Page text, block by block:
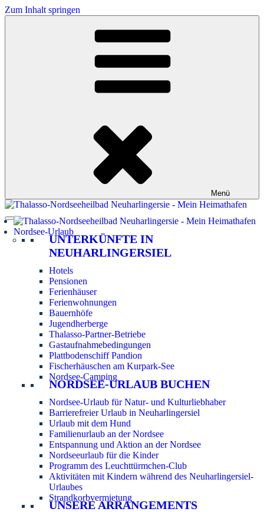
Zum Inhalt springen
Menü
Nordsee-Urlaub
UNTERKÜNFTE IN
NEUHARLINGERSIEL
Hotels
Pensionen
Ferienhäuser
Ferienwohnungen
Bauernhöfe
Jugendherberge
Thalasso-Partner-Betriebe
Gastaufnahmebedingungen
Plattbodenschiff Pandion
Fischerhäuschen am Kurpark-See
Nordsee-Camping
NORDSEE-URLAUB BUCHEN
Nordsee-Urlaub für Natur- und Kulturliebhaber
Barrierefreier Urlaub in Neuharlingersiel
Urlaub mit dem Hund
Familienurlaub an der Nordsee
Entspannung und Aktion an der Nordsee
Nordseeurlaub für die Kinder
Programm des Leuchttürmchen-Club
Aktivitäten mit Kindern während des Neuharlingersiel-
Urlaubes
Strandkorbvermietung
UNSERE ARRANGEMENTS